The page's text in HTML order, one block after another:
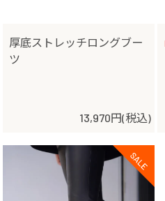
厚底ストレッチロングブー
ツ
13,970円(税込)